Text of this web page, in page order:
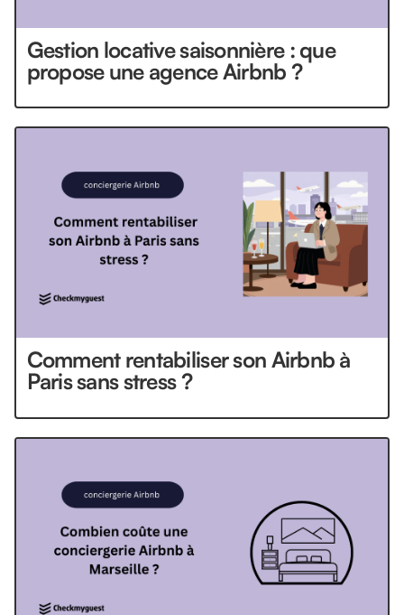
Gestion locative saisonnière : que
propose une agence Airbnb ?
Comment rentabiliser son Airbnb à
Paris sans stress ?